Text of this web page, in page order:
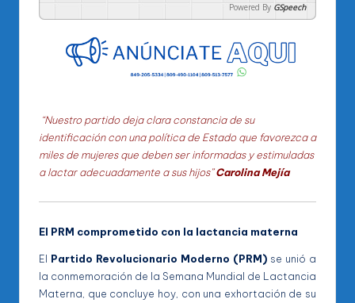
Powered By GSpeech
“Nuestro partido deja clara constancia de su
identificación con una política de Estado que favorezca a
miles de mujeres que deben ser informadas y estimuladas
a lactar adecuadamente a sus hijos”Carolina Mejía
El PRM comprometido con la lactancia materna
El Partido Revolucionario Moderno (PRM) se unió a
la conmemoración de la Semana Mundial de Lactancia
Materna, que concluye hoy, con una exhortación de su